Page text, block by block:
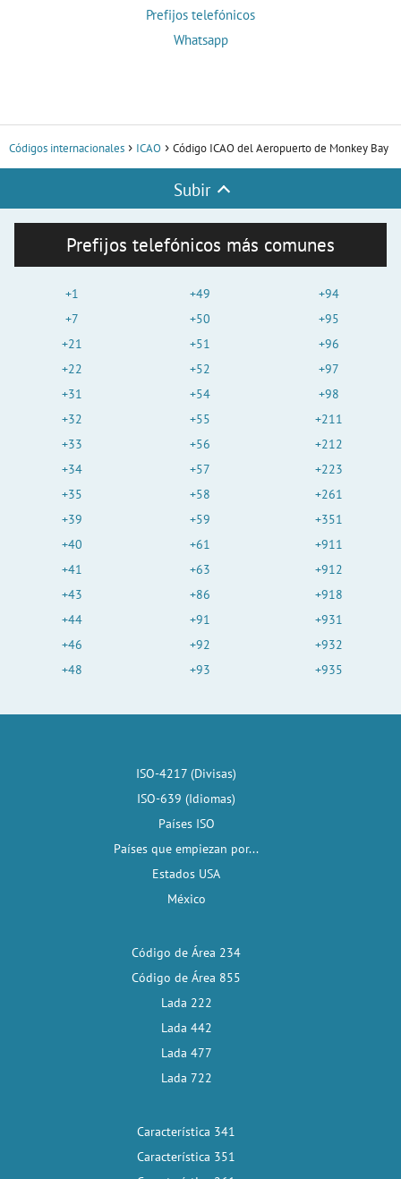
Prefijos telefónicos
Whatsapp
Códigos internacionales ICAO Código ICAO del Aeropuerto de Monkey Bay
Subir
Prefijos telefónicos más comunes
+1
+7
+21
+22
+31
+32
+33
+34
+35
+39
+40
+41
+43
+44
+46
+48
+49
+50
+51
+52
+54
+55
+56
+57
+58
+59
+61
+63
+86
+91
+92
+93
+94
+95
+96
+97
+98
+211
+212
+223
+261
+351
+911
+912
+918
+931
+932
+935
ISO-4217 (Divisas)
ISO-639 (Idiomas)
Países ISO
Países que empiezan por...
Estados USA
México
Código de Área 234
Código de Área 855
Lada 222
Lada 442
Lada 477
Lada 722
Característica 341
Característica 351